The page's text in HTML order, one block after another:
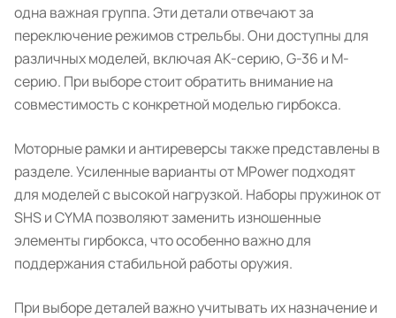
одна важная группа. Эти детали отвечают за
переключение режимов стрельбы. Они доступны для
различных моделей, включая АК-серию, G-36 и М-
серию. При выборе стоит обратить внимание на
совместимость с конкретной моделью гирбокса.
Моторные рамки и антиреверсы также представлены в
разделе. Усиленные варианты от MPower подходят
для моделей с высокой нагрузкой. Наборы пружинок от
SHS и CYMA позволяют заменить изношенные
элементы гирбокса, что особенно важно для
поддержания стабильной работы оружия.
При выборе деталей важно учитывать их назначение и